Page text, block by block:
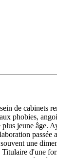
de cabinets
phobies,
jeune
une
d'une